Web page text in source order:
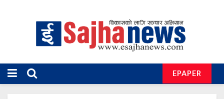
EPAPER